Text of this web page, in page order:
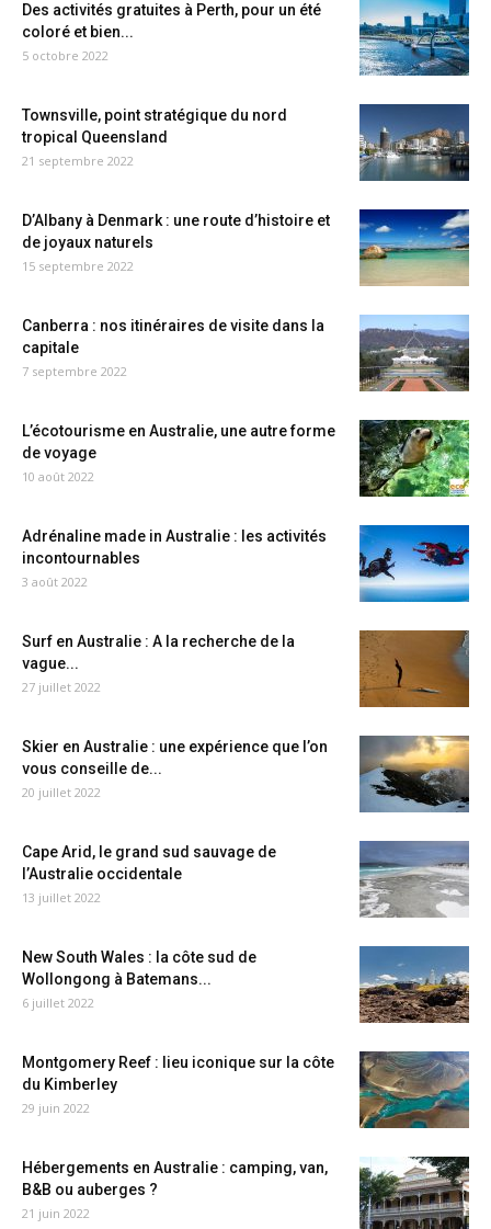
Des activités gratuites à Perth, pour un été
coloré et bien...
5 octobre 2022
Townsville, point stratégique du nord
tropical Queensland
21 septembre 2022
D’Albany à Denmark : une route d’histoire et
de joyaux naturels
15 septembre 2022
Canberra : nos itinéraires de visite dans la
capitale
7 septembre 2022
L’écotourisme en Australie, une autre forme
de voyage
10 août 2022
Adrénaline made in Australie : les activités
incontournables
3 août 2022
Surf en Australie : A la recherche de la
vague...
27 juillet 2022
Skier en Australie : une expérience que l’on
vous conseille de...
20 juillet 2022
Cape Arid, le grand sud sauvage de
l’Australie occidentale
13 juillet 2022
New South Wales : la côte sud de
Wollongong à Batemans...
6 juillet 2022
Montgomery Reef : lieu iconique sur la côte
du Kimberley
29 juin 2022
Hébergements en Australie : camping, van,
B&B ou auberges ?
21 juin 2022